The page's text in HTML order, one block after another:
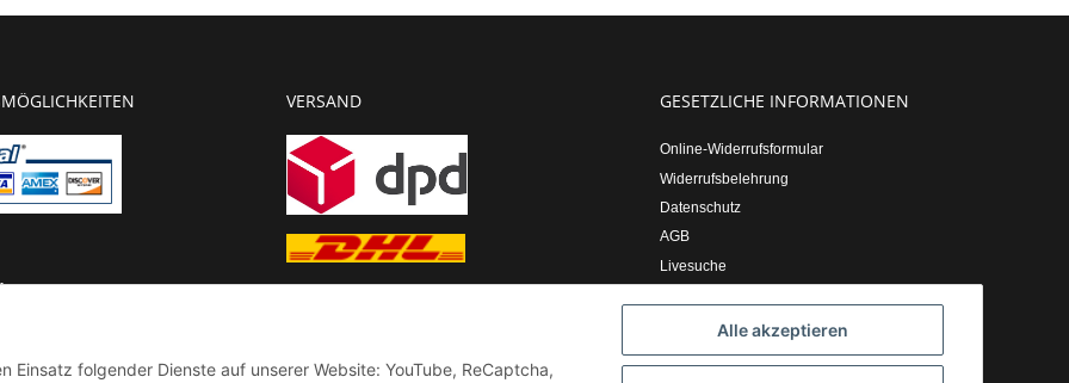
Alle akzeptieren
Einsatz folgender Dienste auf unserer Website: YouTube, ReCaptcha,
VERSAND GESETZLICHE INFORMATIONEN
Online-Widerrufsformular
Widerrufsbelehrung
Datenschutz
AGB
Livesuche
Impressum